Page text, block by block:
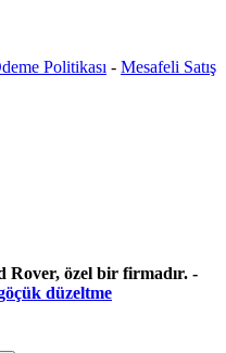
Politikası - Mesafeli Satış
Rover, özel bir firmadır. -
düzeltme